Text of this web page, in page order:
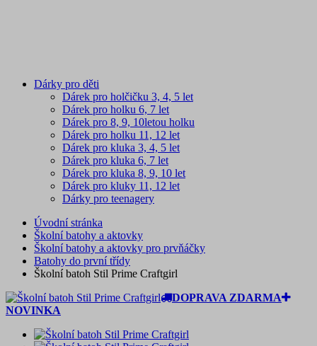
Dárky pro děti
Dárek pro holčičku 3, 4, 5 let
Dárek pro holku 6, 7 let
Dárek pro 8, 9, 10letou holku
Dárek pro holku 11, 12 let
Dárek pro kluka 3, 4, 5 let
Dárek pro kluka 6, 7 let
Dárek pro kluka 8, 9, 10 let
Dárek pro kluky 11, 12 let
Dárky pro teenagery
Úvodní stránka
Školní batohy a aktovky
Školní batohy a aktovky pro prvňáčky
Batohy do první třídy
Školní batoh Stil Prime Craftgirl
DOPRAVA ZDARMA
NOVINKA